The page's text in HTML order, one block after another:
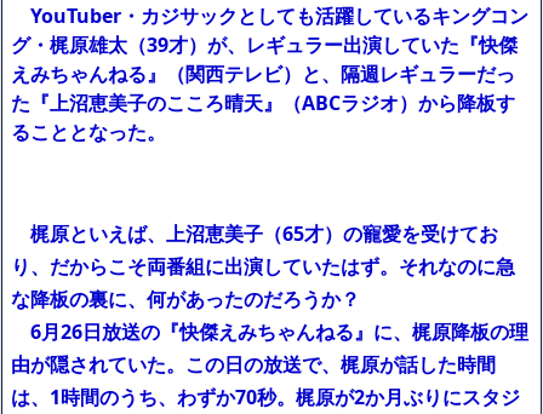
YouTuber・カジサックとしても活躍しているキングコン
グ・梶原雄太（39才）が、レギュラー出演していた『快傑
えみちゃんねる』（関西テレビ）と、隔週レギュラーだっ
た『上沼恵美子のこころ晴天』（ABCラジオ）から降板す
ることとなった。
梶原といえば、上沼恵美子（65才）の寵愛を受けてお
り、だからこそ両番組に出演していたはず。それなのに急
な降板の裏に、何があったのだろうか？
6月26日放送の『快傑えみちゃんねる』に、梶原降板の理
由が隠されていた。この日の放送で、梶原が話した時間
は、1時間のうち、わずか70秒。梶原が2か月ぶりにスタジ